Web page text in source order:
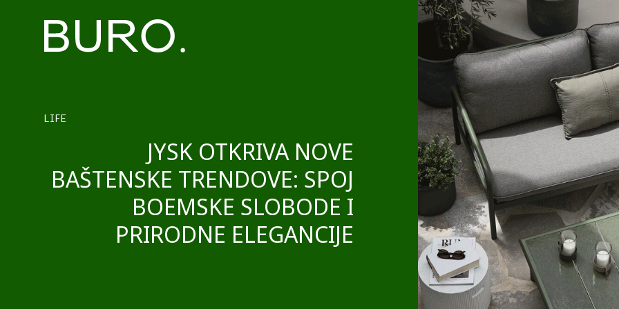
LIFE
JYSK OTKRIVA NOVE
BAŠTENSKE TRENDOVE: SPOJ
BOEMSKE SLOBODE I
PRIRODNE ELEGANCIJE